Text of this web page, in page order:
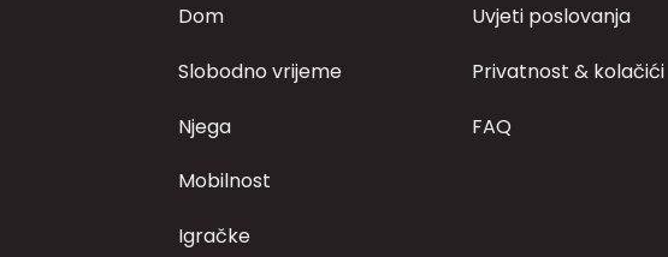
Dom
Slobodno vrijeme
Njega
Mobilnost
Igračke
Uvjeti poslovanja
Privatnost & kolačići
FAQ